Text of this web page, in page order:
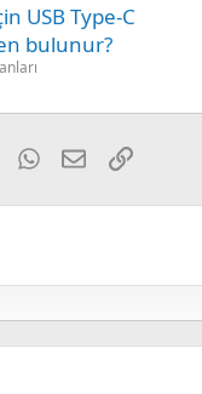
USB Type-C
bulunur?
TumblrWhatsApp
E-postaLink